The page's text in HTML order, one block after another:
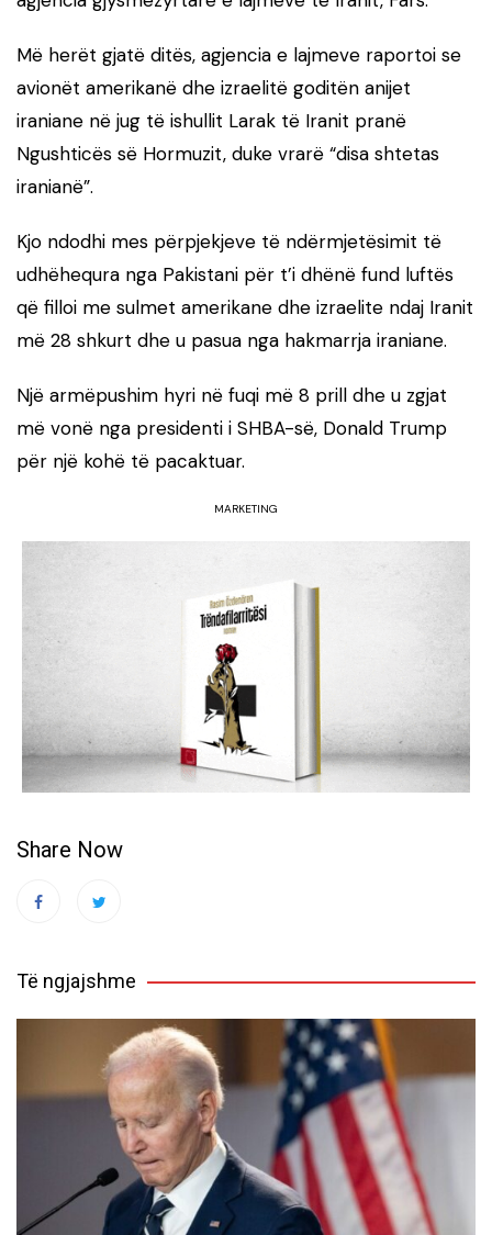
Më herët gjatë ditës, agjencia e lajmeve raportoi se
avionët amerikanë dhe izraelitë goditën anijet
iraniane në jug të ishullit Larak të Iranit pranë
Ngushticës së Hormuzit, duke vrarë “disa shtetas
iranianë”.
Kjo ndodhi mes përpjekjeve të ndërmjetësimit të
udhëhequra nga Pakistani për t’i dhënë fund luftës
që filloi me sulmet amerikane dhe izraelite ndaj Iranit
më 28 shkurt dhe u pasua nga hakmarrja iraniane.
Një armëpushim hyri në fuqi më 8 prill dhe u zgjat
më vonë nga presidenti i SHBA-së, Donald Trump
për një kohë të pacaktuar.
MARKETING
Share Now
Të ngjajshme